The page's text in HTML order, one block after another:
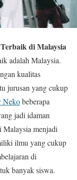
di Malaysia
adalah Malaysia.
kualitas
jurusan yang cukup
Nekobeberapa
jadi idaman
menjadi
ilmu yang cukup
di
banyak siswa.